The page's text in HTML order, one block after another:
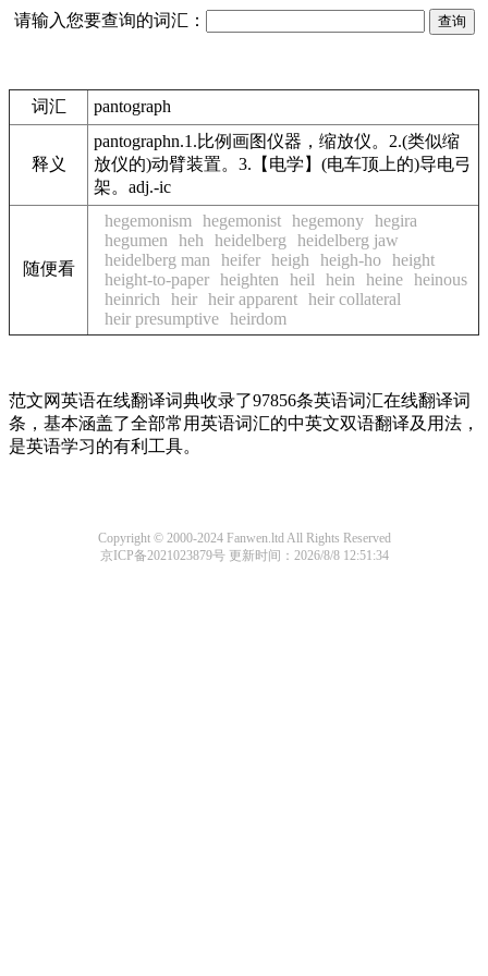
请输入您要查询的词汇：
词汇 pantograph
释义
pantographn.1.比例画图仪器，缩放仪。2.(类似缩
放仪的)动臂装置。3.【电学】(电车顶上的)导电弓
架。adj.-ic
随便看
hegemonism hegemonist hegemony hegira
hegumen
heh heidelberg
heidelberg jaw
heidelberg man
heifer heigh heigh-ho height
height-to-paper heighten heil hein heine heinous
heinrich
heir heir apparent heir collateral
heir presumptive heirdom
范文网英语在线翻译词典收录了97856条英语词汇在线翻译词
条，基本涵盖了全部常用英语词汇的中英文双语翻译及用法，
是英语学习的有利工具。
Copyright © 2000-2024 Fanwen.ltd All Rights Reserved
京ICP备2021023879号更新时间：2026/8/8 12:51:34